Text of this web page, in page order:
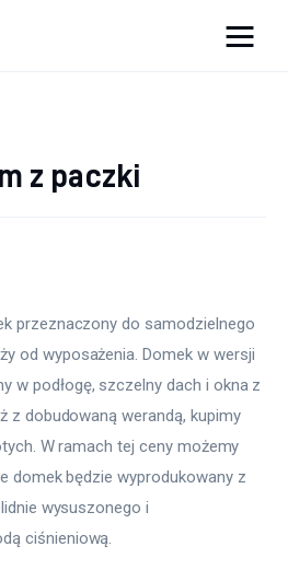
z paczki
przeznaczony do samodzielnego
od wyposażenia. Domek w wersji
w podłogę, szczelny dach i okna z
z dobudowaną werandą, kupimy
W ramach tej ceny możemy
domek będzie wyprodukowany z
wysuszonego i
ciśnieniową.